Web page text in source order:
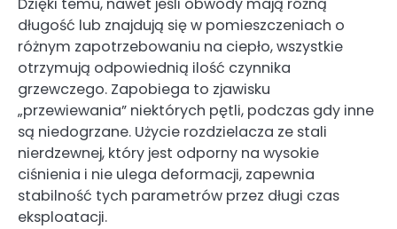
Dzięki temu, nawet jeśli obwody mają różną
długość lub znajdują się w pomieszczeniach o
różnym zapotrzebowaniu na ciepło, wszystkie
otrzymują odpowiednią ilość czynnika
grzewczego. Zapobiega to zjawisku
„przewiewania” niektórych pętli, podczas gdy inne
są niedogrzane. Użycie rozdzielacza ze stali
nierdzewnej, który jest odporny na wysokie
ciśnienia i nie ulega deformacji, zapewnia
stabilność tych parametrów przez długi czas
eksploatacji.